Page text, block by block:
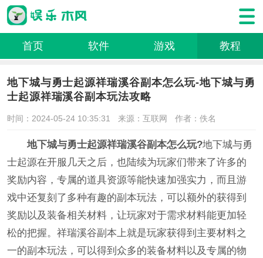
首页 软件 游戏 教程
地下城与勇士起源祥瑞溪谷副本怎么玩-地下城与勇
士起源祥瑞溪谷副本玩法攻略
时间：2024-05-24 10:35:31 来源：互联网 作者：佚名
地下城与勇士起源祥瑞溪谷副本怎么玩?地下城与勇
士起源在开服几天之后，也陆续为玩家们带来了许多的
奖励内容，专属的道具资源等能快速加强实力，而且游
戏中还复刻了多种有趣的副本玩法，可以额外的获得到
奖励以及装备相关材料，让玩家对于需求材料能更加轻
松的把握。祥瑞溪谷副本上就是玩家获得到主要材料之
一的副本玩法，可以得到众多的装备材料以及专属的物